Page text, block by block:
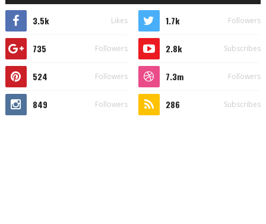
3.5k Likes 1.7k Followers
735 Followers 2.8k Subscribes
524 Followers 7.3m Followers
849 Followers 286 Subscribes